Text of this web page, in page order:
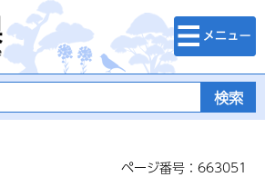
千葉県
検索・メニュ
ー
ページ番号：663051